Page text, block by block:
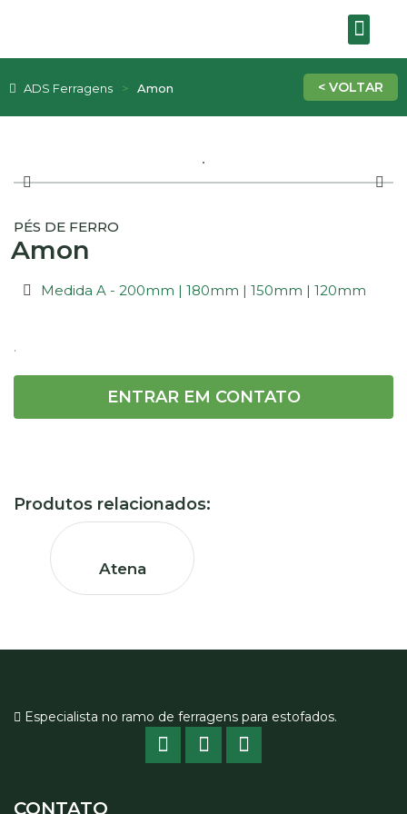
ADS Ferragens Amon
PÉS DE FERRO
Amon
Medida A - 200mm | 180mm | 150mm | 120mm
.
ENTRAR EM CONTATO
Produtos relacionados:
Atena
Especialista no ramo de ferragens para estofados.
CONTATO